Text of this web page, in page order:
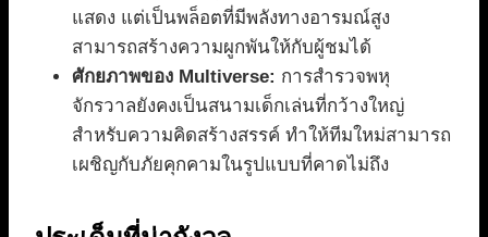
แสดง แต่เป็นพล็อตที่มีพลังทางอารมณ์สูง
สามารถสร้างความผูกพันให้กับผู้ชมได้
ศักยภาพของ Multiverse: การสำรวจพหุ
จักรวาลยังคงเป็นสนามเด็กเล่นที่กว้างใหญ่
สำหรับความคิดสร้างสรรค์ ทำให้ทีมใหม่สามารถ
เผชิญกับภัยคุกคามในรูปแบบที่คาดไม่ถึง